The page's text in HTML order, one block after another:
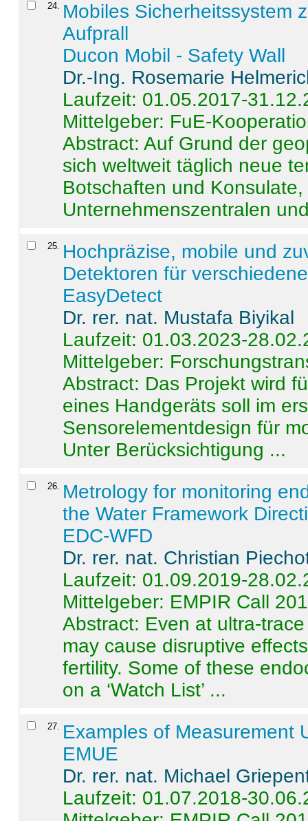
24. Mobiles Sicherheitssystem
Aufprall
Ducon Mobil - Safety Wall
Dr.-Ing. Rosemarie
Laufzeit: 01.05.2017-
Mittelgeber: FuE-
Abstract:Auf Grund der
sich weltweit täglich neue
Botschaften und
Unternehmenszentralen
25. Hochpräzise, mobile und
Detektoren für
EasyDetect
Dr. rer. nat. Mustafa Biyikal
Laufzeit: 01.03.2023-
Mittelgeber:
Abstract: Das Projekt wird
eines Handgeräts soll im
Sensorelementdesign für
Unter Berücksichtigung ...
26. Metrology for monitoring
the Water Framework
EDC-WFD
Dr. rer. nat. Christian
Laufzeit: 01.09.2019-
Mittelgeber: EMPIR Call
Abstract: Even at ultra-
may cause disruptive
fertility. Some of these
on a ‘Watch List’ ...
27. Examples of Measurement
EMUE
Dr. rer. nat. Michael
Laufzeit: 01.07.2018-